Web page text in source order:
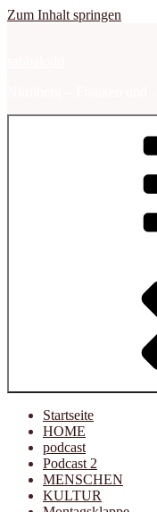
Zum Inhalt springen
Startseite
HOME
podcast
Podcast 2
MENSCHEN
KULTUR